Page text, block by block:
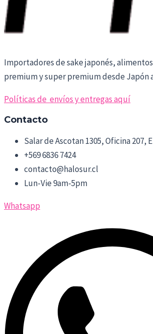
Importadores de sake japonés,
premium y super premium desde Japón
Políticas de envíos y entregas aquí
Contacto
Salar de Ascotan 1305, Oficina 207,
+569 6836 7424
contacto@halosur.cl
Lun-Vie 9am-5pm
Whatsapp